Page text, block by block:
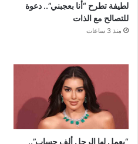
لطيفة تطرح “أنا بعجبني”.. دعوة
للتصالح مع الذات
منذ 3 ساعات
“يعمل لها الرجل ألف حساب”..